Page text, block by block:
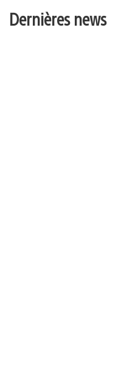
Dernières news